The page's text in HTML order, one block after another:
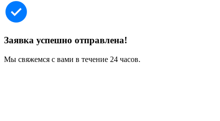
Заявка успешно отправлена!
Мы свяжемся с вами в течение 24 часов.